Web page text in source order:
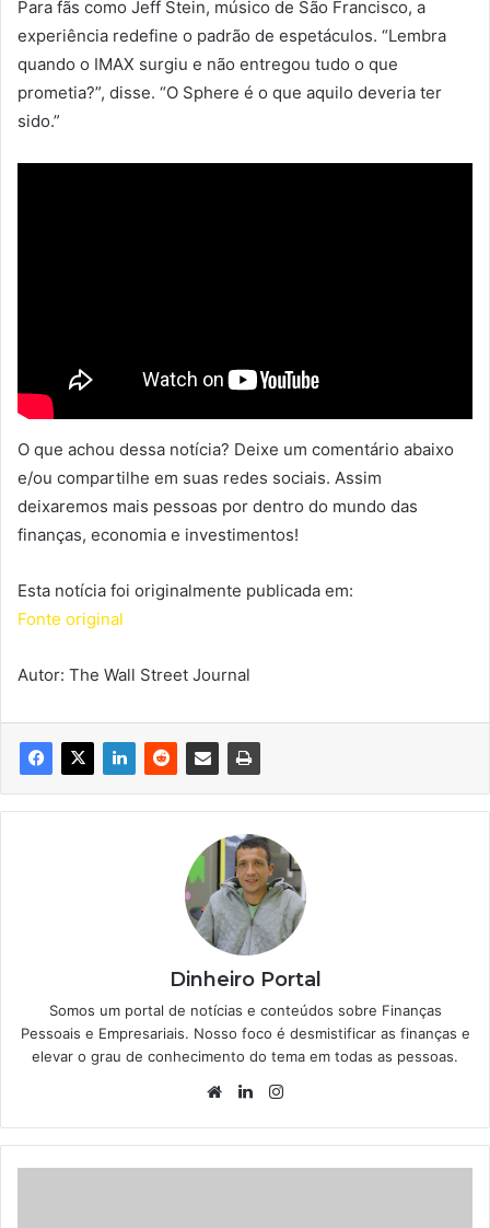
Para fãs como Jeff Stein, músico de São Francisco, a
experiência redefine o padrão de espetáculos. “Lembra
quando o IMAX surgiu e não entregou tudo o que
prometia?”, disse. “O Sphere é o que aquilo deveria ter
sido.”
O que achou dessa notícia? Deixe um comentário abaixo
e/ou compartilhe em suas redes sociais. Assim
deixaremos mais pessoas por dentro do mundo das
finanças, economia e investimentos!
Esta notícia foi originalmente publicada em:
Fonte original
Autor: The Wall Street Journal
Dinheiro Portal
Somos um portal de notícias e conteúdos sobre Finanças
Pessoais e Empresariais. Nosso foco é desmistificar as finanças e
elevar o grau de conhecimento do tema em todas as pessoas.
WebsiteLinkedin